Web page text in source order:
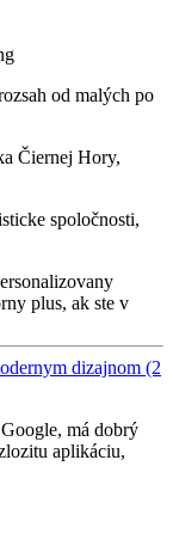
od malých po
Čiernej Hory,
spoločnosti,
plus, ak ste v
dizajnom (2
má dobrý
aplikáciu,